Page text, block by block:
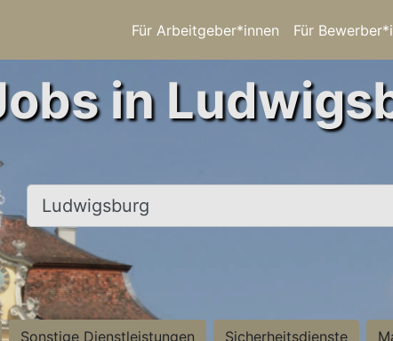
Für Arbeitgeber*innen Für
in
Ort, Stadt
Sonstige Dienstleistungen Sicherheitsdienste